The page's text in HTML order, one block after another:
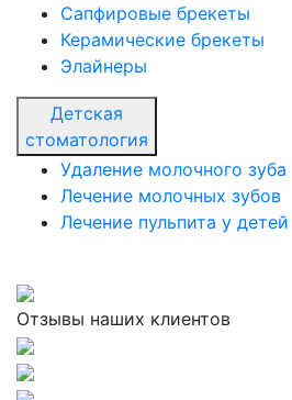
Сапфировые брекеты
Керамические брекеты
Элайнеры
Детская
стоматология
Удаление молочного зуба
Лечение молочных зубов
Лечение пульпита у детей
Отзывы наших клиентов